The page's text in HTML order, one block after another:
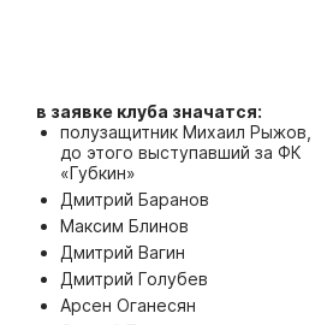
в заявке клуба значатся:
полузащитник Михаил Рыжов,
до этого выступавший за ФК
«Губкин»
Дмитрий Баранов
Максим Блинов
Дмитрий Вагин
Дмитрий Голубев
Арсен Оганесян